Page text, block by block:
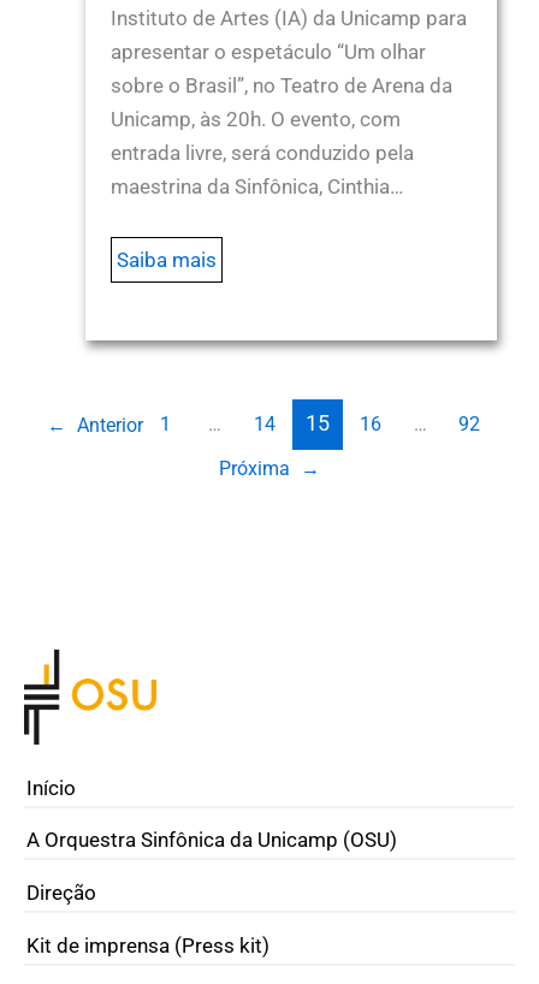
Início
A Orquestra Sinfônica da Unicamp (OSU)
Direção
Kit de imprensa (Press kit)
Instituto de Artes (IA) da Unicamp para
apresentar o espetáculo “Um olhar
sobre o Brasil”, no Teatro de Arena da
Unicamp, às 20h. O evento, com
entrada livre, será conduzido pela
maestrina da Sinfônica, Cinthia…
Saiba mais
← Anterior 1 … 14 15 16 …
92
Próxima
→